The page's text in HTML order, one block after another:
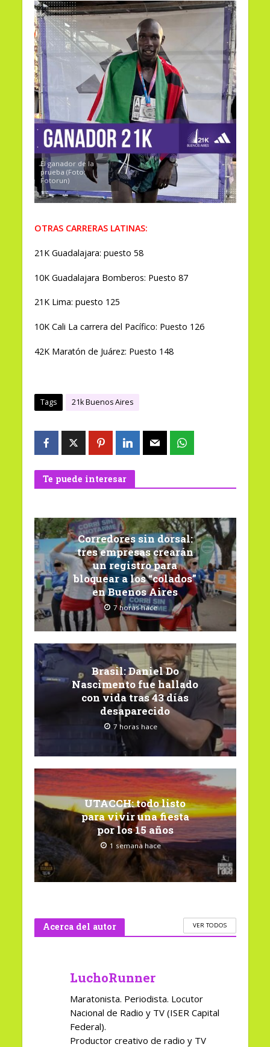
El ganador de la
prueba (Foto:
Fotorun)
OTRAS CARRERAS LATINAS:
21K Guadalajara: puesto 58
10K Guadalajara Bomberos: Puesto 87
21K Lima: puesto 125
10K Cali La carrera del Pacífico: Puesto 126
42K Maratón de Juárez: Puesto 148
Tags 21k Buenos Aires
Te puede interesar
Corredores sin dorsal:
tres empresas crearán
un registro para
bloquear a los “colados”
en Buenos Aires
7 horas hace
Brasil: Daniel Do
Nascimento fue hallado
con vida tras 43 días
desaparecido
7 horas hace
UTACCH: todo listo
para vivir una fiesta
por los 15 años
1 semana hace
Acerca del autor VER TODOS
LuchoRunner
Maratonista. Periodista. Locutor
Nacional de Radio y TV (ISER Capital
Federal).
Productor creativo de radio y TV